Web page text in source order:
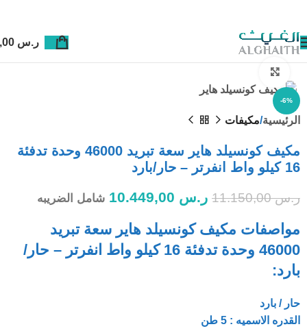
ر.س
-6%
الرئيسية مكيفات
مكيف كونسيلد هاير سعة تبريد 46000 وحدة تدفئة
16 كيلو واط انفرتر – حار/بارد
ر.س11.150,00 ر.س شامل الضريبه
مواصفات مكيف كونسيلد هاير سعة تبريد
46000 وحدة تدفئة 16 كيلو واط انفرتر – حار/
بارد:
حار / بارد
القدره الاسميه : 5 طن